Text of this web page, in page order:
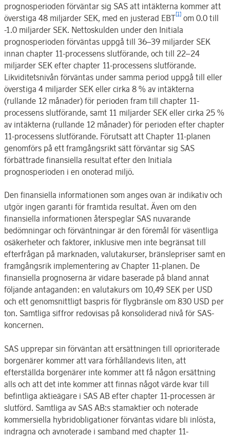
prognosperioden förväntar sig SAS att intäkterna kommer att
överstiga 48 miljarder SEK, med en justerad EBT[1] om 0.0 till
-1.0 miljarder SEK. Nettoskulden under den Initiala
prognosperioden förväntas uppgå till 36–39 miljarder SEK
innan chapter 11-processens slutförande, och till 22–24
miljarder SEK efter chapter 11-processens slutförande.
Likviditetsnivån förväntas under samma period uppgå till eller
överstiga 4 miljarder SEK eller cirka 8 % av intäkterna
(rullande 12 månader) för perioden fram till chapter 11-
processens slutförande, samt 11 miljarder SEK eller cirka 25 %
av intäkterna (rullande 12 månader) för perioden efter chapter
11-processens slutförande. Förutsatt att Chapter 11-planen
genomförs på ett framgångsrikt sätt förväntar sig SAS
förbättrade finansiella resultat efter den Initiala
prognosperioden i en onoterad miljö.
Den finansiella informationen som anges ovan är indikativ och
utgör ingen garanti för framtida resultat. Även om den
finansiella informationen återspeglar SAS nuvarande
bedömningar och förväntningar är den föremål för väsentliga
osäkerheter och faktorer, inklusive men inte begränsat till
efterfrågan på marknaden, valutakurser, bränslepriser samt en
framgångsrik implementering av Chapter 11-planen. De
finansiella prognoserna är vidare baserade på bland annat
följande antaganden: en valutakurs om 10,49 SEK per USD
och ett genomsnittligt baspris för flygbränsle om 830 USD per
ton. Samtliga siffror redovisas på konsoliderad nivå för SAS-
koncernen.
SAS upprepar sin förväntan att ersättningen till oprioriterade
borgenärer kommer att vara förhållandevis liten, att
efterställda borgenärer inte kommer att få någon ersättning
alls och att det inte kommer att finnas något värde kvar till
befintliga aktieägare i SAS AB efter chapter 11-processen är
slutförd. Samtliga av SAS AB:s stamaktier och noterade
kommersiella hybridobligationer förväntas vidare bli inlösta,
indragna och avnoterade i samband med chapter 11-